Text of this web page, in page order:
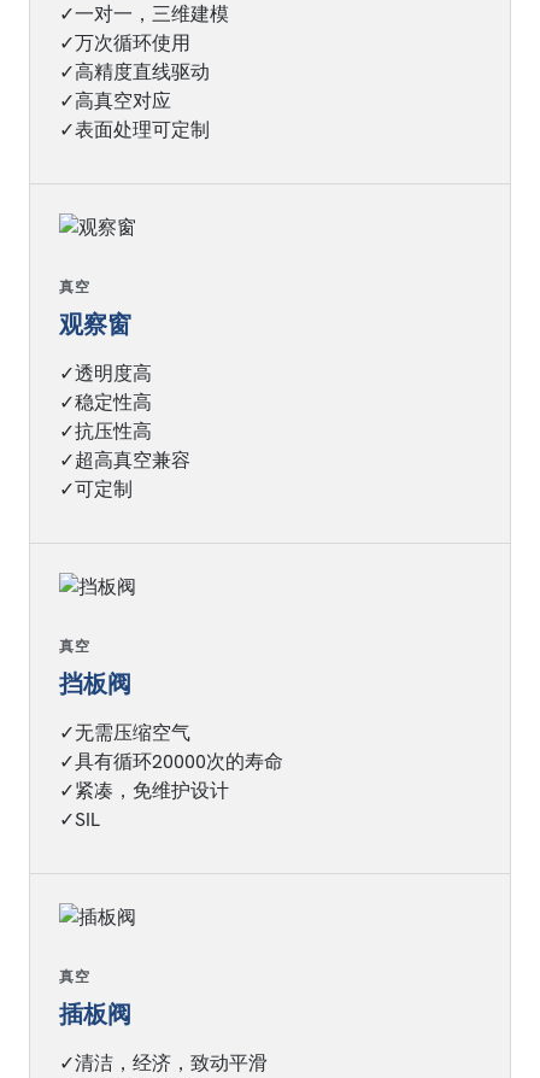
✓一对一，三维建模
✓万次循环使用
✓高精度直线驱动
✓高真空对应
✓表面处理可定制
真空
观察窗
✓透明度高
✓稳定性高
✓抗压性高
✓超高真空兼容
✓可定制
真空
挡板阀
✓无需压缩空气
✓具有循环20000次的寿命
✓紧凑，免维护设计
✓SIL
真空
插板阀
✓清洁，经济，致动平滑